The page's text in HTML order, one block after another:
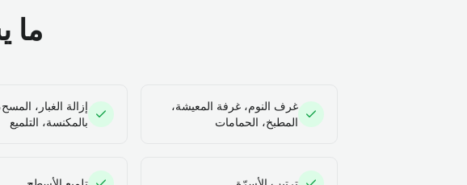
ما
غرف النوم، غرفة المعيشة،
المطبخ، الحمامات
إزالة الغبار،
بالمكنسة، التلميع